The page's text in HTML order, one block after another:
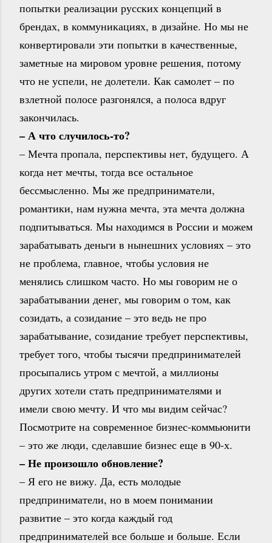
попытки реализации русских концепций в
брендах, в коммуникациях, в дизайне. Но мы не
конвертировали эти попытки в качественные,
заметные на мировом уровне решения, потому
что не успели, не долетели. Как самолет – по
взлетной полосе разгонялся, а полоса вдруг
закончилась.
– А что случилось-то?
– Мечта пропала, перспективы нет, будущего. А
когда нет мечты, тогда все остальное
бессмысленно. Мы же предприниматели,
романтики, нам нужна мечта, эта мечта должна
подпитываться. Мы находимся в России и можем
зарабатывать деньги в нынешних условиях – это
не проблема, главное, чтобы условия не
менялись слишком часто. Но мы говорим не о
зарабатывании денег, мы говорим о том, как
созидать, а созидание – это ведь не про
зарабатывание, созидание требует перспективы,
требует того, чтобы тысячи предпринимателей
просыпались утром с мечтой, а миллионы
других хотели стать предпринимателями и
имели свою мечту. И что мы видим сейчас?
Посмотрите на современное бизнес-коммьюнити
– это же люди, сделавшие бизнес еще в 90-х.
– Не произошло обновление?
– Я его не вижу. Да, есть молодые
предприниматели, но в моем понимании
развитие – это когда каждый год
предпринимателей все больше и больше. Если